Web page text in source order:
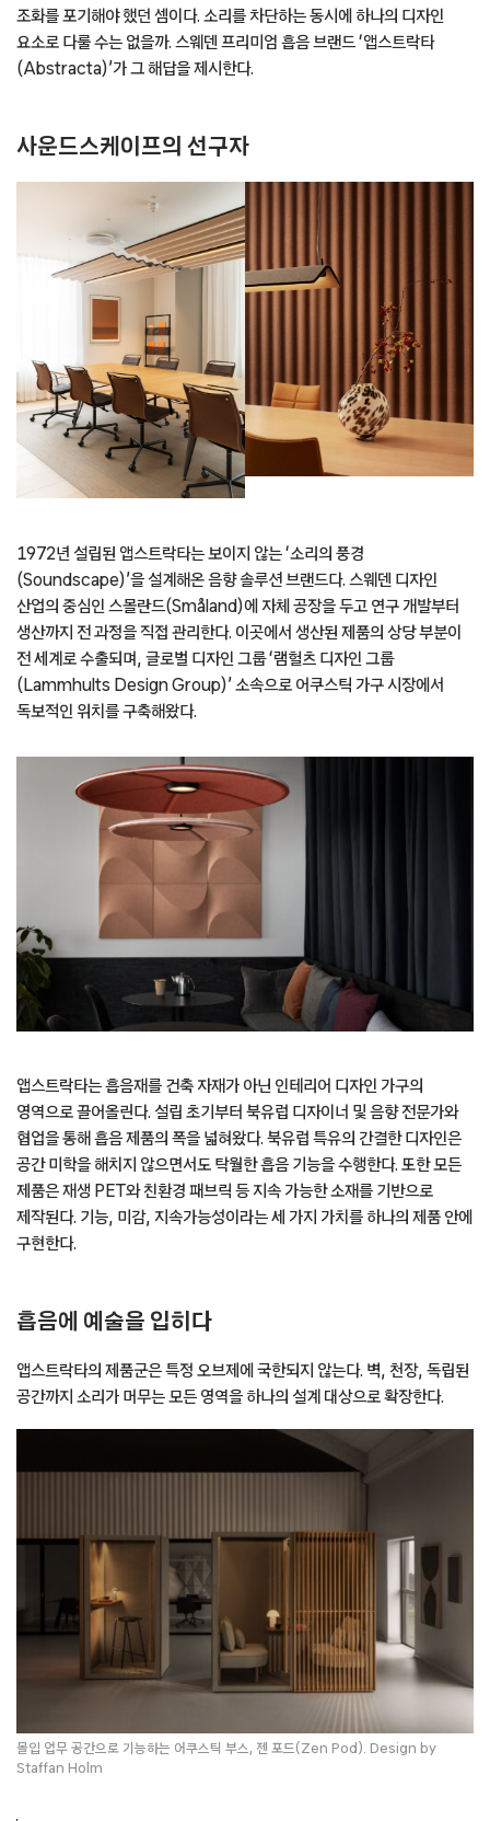
조화를 포기해야 했던 셈이다. 소리를 차단하는 동시에 하나의 디자인
요소로 다룰 수는 없을까. 스웨덴 프리미엄 흡음 브랜드 ‘앱스트락타
(Abstracta)’가 그 해답을 제시한다.
사운드스케이프의 선구자
1972년 설립된 앱스트락타는 보이지 않는 ‘소리의 풍경
(Soundscape)’을 설계해온 음향 솔루션 브랜드다. 스웨덴 디자인
산업의 중심인 스몰란드(Småland)에 자체 공장을 두고 연구 개발부터
생산까지 전 과정을 직접 관리한다. 이곳에서 생산된 제품의 상당 부분이
전 세계로 수출되며, 글로벌 디자인 그룹 ‘램헐츠 디자인 그룹
(Lammhults Design Group)’ 소속으로 어쿠스틱 가구 시장에서
독보적인 위치를 구축해왔다.
앱스트락타는 흡음재를 건축 자재가 아닌 인테리어 디자인 가구의
영역으로 끌어올린다. 설립 초기부터 북유럽 디자이너 및 음향 전문가와
협업을 통해 흡음 제품의 폭을 넓혀왔다. 북유럽 특유의 간결한 디자인은
공간 미학을 해치지 않으면서도 탁월한 흡음 기능을 수행한다. 또한 모든
제품은 재생 PET와 친환경 패브릭 등 지속 가능한 소재를 기반으로
제작된다. 기능, 미감, 지속가능성이라는 세 가지 가치를 하나의 제품 안에
구현한다.
흡음에 예술을 입히다
앱스트락타의 제품군은 특정 오브제에 국한되지 않는다. 벽, 천장, 독립된
공간까지 소리가 머무는 모든 영역을 하나의 설계 대상으로 확장한다.
몰입 업무 공간으로 기능하는 어쿠스틱 부스, 젠 포드(Zen Pod). Design by
Staffan Holm